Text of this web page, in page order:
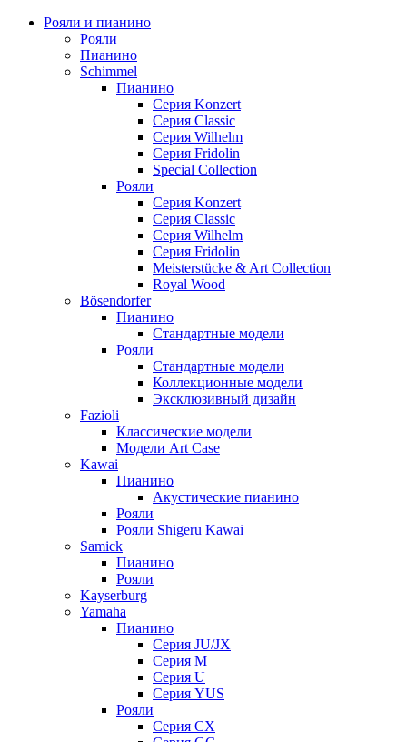
Рояли и пианино
Рояли
Пианино
Schimmel
Пианино
Серия Konzert
Серия Classic
Серия Wilhelm
Серия Fridolin
Special Collection
Рояли
Серия Konzert
Серия Classic
Серия Wilhelm
Серия Fridolin
Meisterstücke & Art Collection
Royal Wood
Bösendorfer
Пианино
Стандартные модели
Рояли
Стандартные модели
Коллекционные модели
Эксклюзивный дизайн
Fazioli
Классические модели
Модели Art Case
Kawai
Пианино
Акустические пианино
Рояли
Рояли Shigeru Kawai
Samick
Пианино
Рояли
Kayserburg
Yamaha
Пианино
Серия JU/JX
Серия M
Серия U
Серия YUS
Рояли
Серия CX